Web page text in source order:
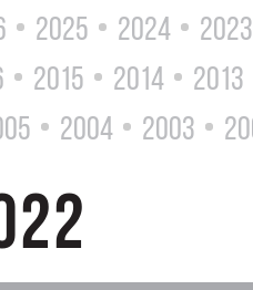
2025 2024 2023
2015 2014 2013
2004 2003